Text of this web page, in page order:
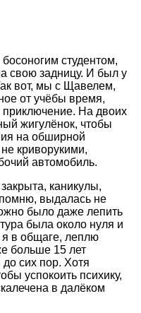
студентом,
свою задницу. И был у
вот, мы с Щавелем,
от учёбы время,
приключение. На двоих
жигулёнок, чтобы
на обширной
криворукими,
автомобиль.
каникулы,
помню, выдалась не
было даже лепить
была около нуля и
в общаге, леплю
больше 15 лет
сих пор. Хотя
успокоить психику,
в далёком